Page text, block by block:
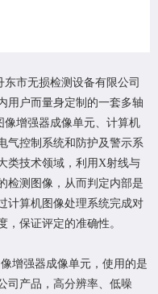
市无损检测设备有限公司
用户而量身定制的一套多轴
增强器成像单元、计算机
气控制系统和防护及警示系
类技术领域，利用X射线与
检测图像，从而判定内部是
计算机图像处理系统完成对
，保证评定的准确性。
强器成像单元，使用的是
司产品，高分辨率、低噪